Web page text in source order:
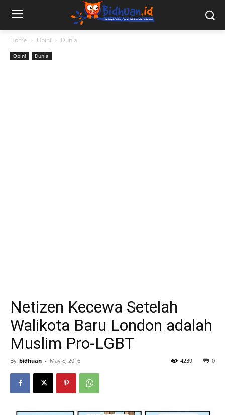
Home Opini Dunia
Opini Dunia
Netizen Kecewa Setelah
Walikota Baru London adalah
Muslim Pro-LGBT
By bidhuan - May 8, 2016 0
4239